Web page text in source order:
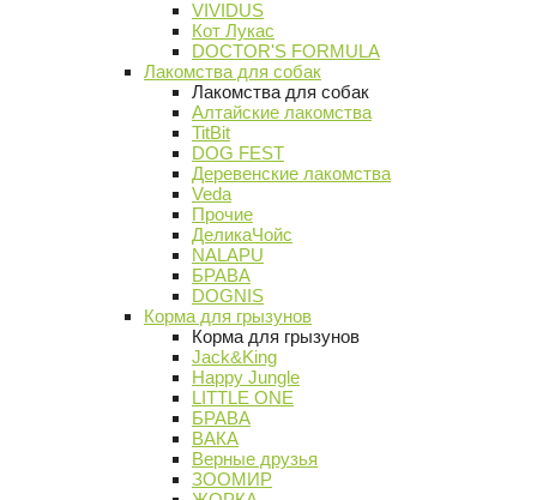
VIVIDUS
Кот Лукас
DOCTOR'S FORMULA
Лакомства для собак
Лакомства для собак
Алтайские лакомства
TitBit
DOG FEST
Деревенские лакомства
Veda
Прочие
ДеликаЧойс
NALAPU
БРАВА
DOGNIS
Корма для грызунов
Корма для грызунов
Jack&King
Happy Jungle
LITTLE ONE
БРАВА
ВАКА
Верные друзья
ЗООМИР